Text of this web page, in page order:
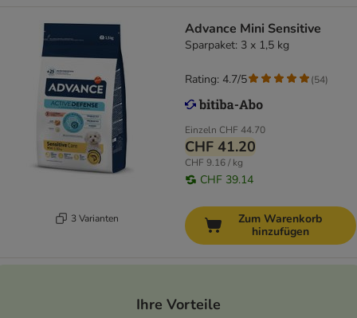
3 Varianten
Advance Mini Sensitive
Sparpaket: 3 x 1,5 kg
Einzeln CHF 44.70
CHF 41.20
CHF 9.16 / kg
CHF 39.14
Rating: 4.7/5 (54)
Zum Warenkorb
hinzufügen
Ihre Vorteile